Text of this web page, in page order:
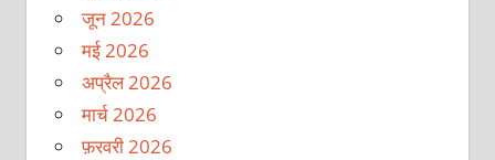
जून 2026
मई 2026
अप्रैल 2026
मार्च 2026
फ़रवरी 2026